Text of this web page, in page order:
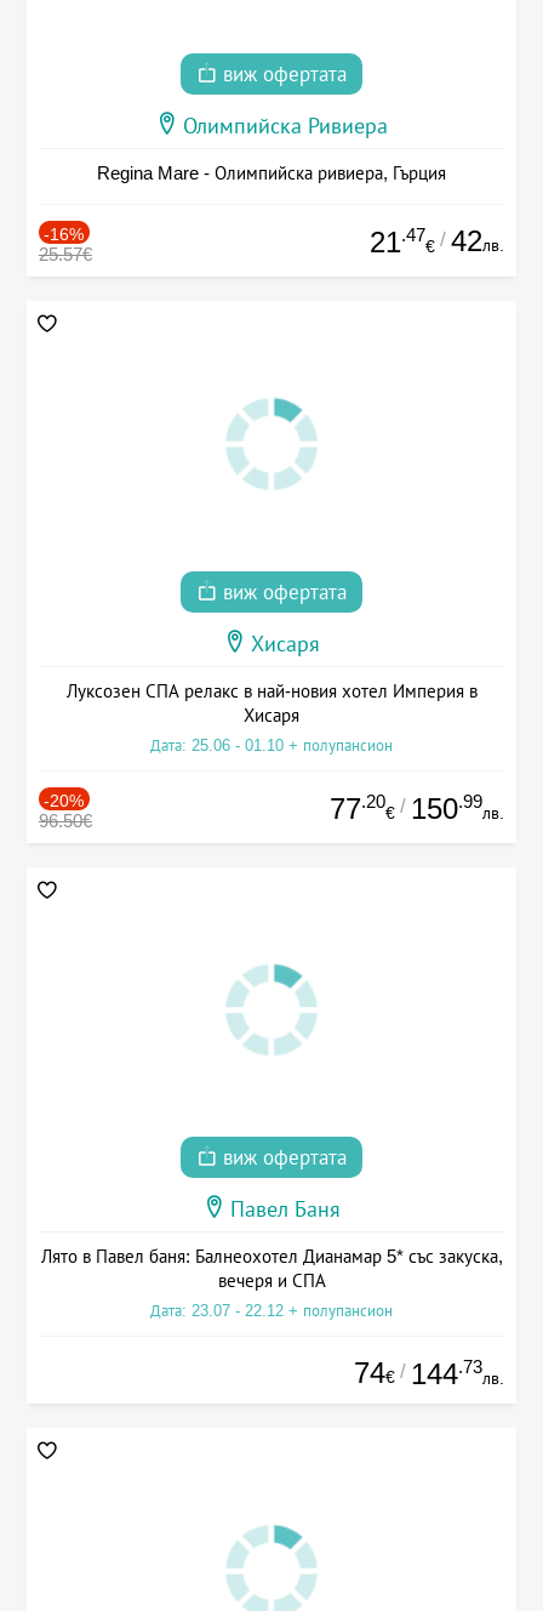
виж офертата
Олимпийска Ривиера
Regina Mare - Олимпийска ривиера, Гърция
-16%
25.57€ 21.47
€ / 42лв.
виж офертата
Хисаря
Луксозен СПА релакс в най-новия хотел Империя в
Хисаря
Дата: 25.06 - 01.10 + полупансион
-20%
96.50€ 77.20
€ / 150.99
лв.
виж офертата
Павел Баня
Лято в Павел баня: Балнеохотел Дианамар 5* със закуска,
вечеря и СПА
Дата: 23.07 - 22.12 + полупансион
74€ / 144.73
лв.